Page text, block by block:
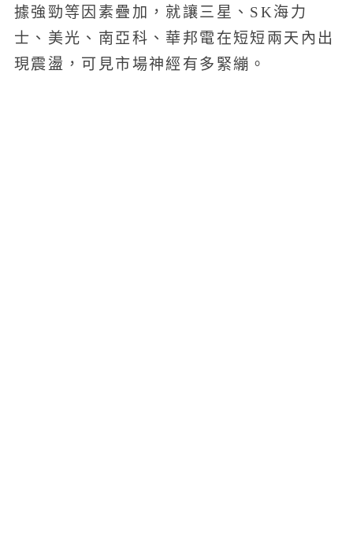
據強勁等因素疊加，就讓三星、SK海力
士、美光、南亞科、華邦電在短短兩天內出
現震盪，可見市場神經有多緊繃。